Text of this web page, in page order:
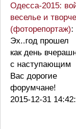
Одесса-2015:
веселье и
(фоторепортаж):
Эх..год прошел
как день
с наступающим
Вас дорогие
форумчане!
2015-12-31